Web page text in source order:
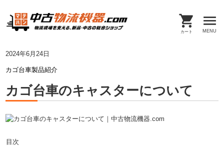
カート MENU
2024年6月24日
カゴ台車製品紹介
カゴ台車のキャスターについて
目次